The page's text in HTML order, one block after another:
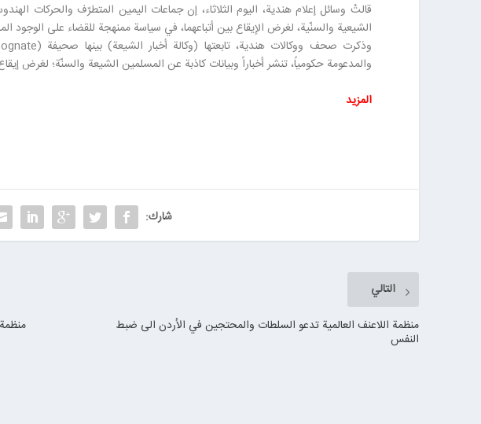
قالتْ وسائل إعلام هندية، اليوم الثلاثاء، إن جماعات اليمين المتطرّف والحركات
الشيعية والسنّية، لغرض الإيقاع بين أتباعهما، في سياسة ممنهجة للقضاء على الوجود
والمدعومة حكومياً، تنشر أخباراً وبيانات كاذبة عن المسلمين الشيعة والسنّة؛ لغرض
المزید
شارك:
التالي
منظمة اللاعنف العالمية تدعو السلطات والمحتجين في الأردن الى ضبط
النفس